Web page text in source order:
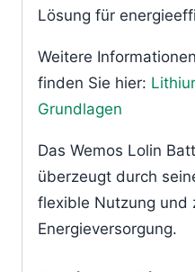
Lösung für
Weitere
finden Sie hier:
Grundlagen
Das Wemos Lolin
überzeugt durch
flexible Nutzung und
Energieversorgung.